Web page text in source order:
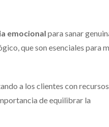
emocional para sanar
que son esenciales para
a los clientes con
de equilibrar la